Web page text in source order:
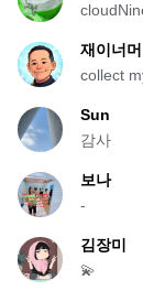
재이너머
collect
Sun
감사
보나
-
김장미
💫